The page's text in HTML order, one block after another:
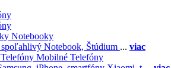
Notebooky
spoľahlivý Notebook, Štúdium ... viac
Mobilné Telefóny